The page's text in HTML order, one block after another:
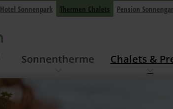
Hotel Sonnenpark Thermen Chalets Pension
Sonnentherme Chalets &